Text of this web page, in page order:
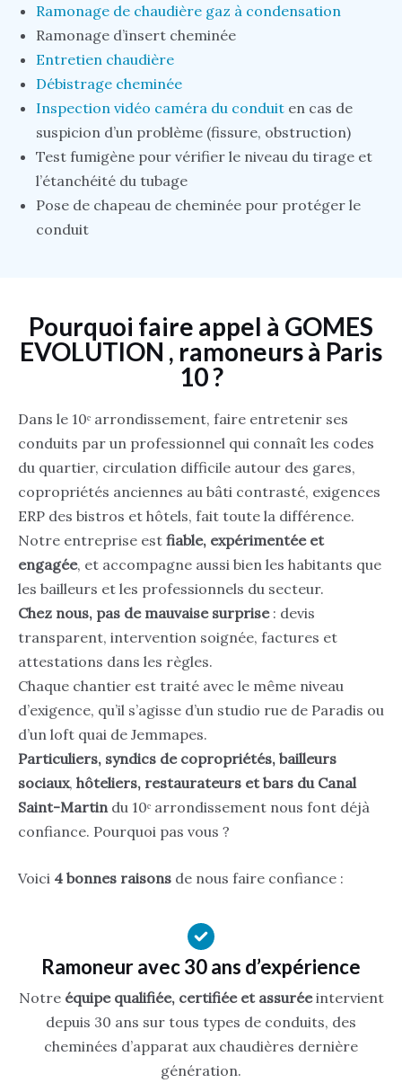
Ramonage de chaudière gaz à condensation
Ramonage d’insert cheminée
Entretien chaudière
Débistrage cheminée
Inspection vidéo caméra du conduit en cas de
suspicion d’un problème (fissure, obstruction)
Test fumigène pour vérifier le niveau du tirage et
l’étanchéité du tubage
Pose de chapeau de cheminée pour protéger le
conduit
Pourquoi faire appel à GOMES
EVOLUTION , ramoneurs à Paris
10 ?
Dans le 10ᵉ arrondissement, faire entretenir ses
conduits par un professionnel qui connaît les codes
du quartier, circulation difficile autour des gares,
copropriétés anciennes au bâti contrasté, exigences
ERP des bistros et hôtels, fait toute la différence.
Notre entreprise est fiable, expérimentée et
engagée, et accompagne aussi bien les habitants que
les bailleurs et les professionnels du secteur.
Chez nous, pas de mauvaise surprise: devis
transparent, intervention soignée, factures et
attestations dans les règles.
Chaque chantier est traité avec le même niveau
d’exigence, qu’il s’agisse d’un studio rue de Paradis ou
d’un loft quai de Jemmapes.
Particuliers, syndics de copropriétés, bailleurs
sociaux, hôteliers, restaurateurs et bars du Canal
Saint-Martin du 10ᵉ arrondissement nous font déjà
confiance. Pourquoi pas vous ?
Voici 4 bonnes raisons de nous faire confiance :
Ramoneur avec 30 ans d’expérience
Notre équipe qualifiée, certifiée et assuréeintervient
depuis 30 ans sur tous types de conduits, des
cheminées d’apparat aux chaudières dernière
génération.